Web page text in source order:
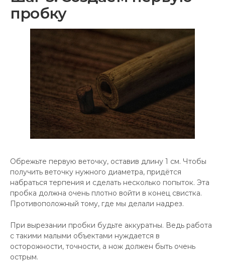
пробку
Обрежьте первую веточку, оставив длину 1 см. Чтобы
получить веточку нужного диаметра, придётся
набраться терпения и сделать несколько попыток. Эта
пробка должна очень плотно войти в конец свистка.
Противоположный тому, где мы делали надрез.
При вырезании пробки будьте аккуратны. Ведь работа
с такими малыми объектами нуждается в
осторожности, точности, а нож должен быть очень
острым.